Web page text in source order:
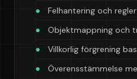
Felhantering och
Objektmappning och
Villkorlig förgrening
Överensstämmelse